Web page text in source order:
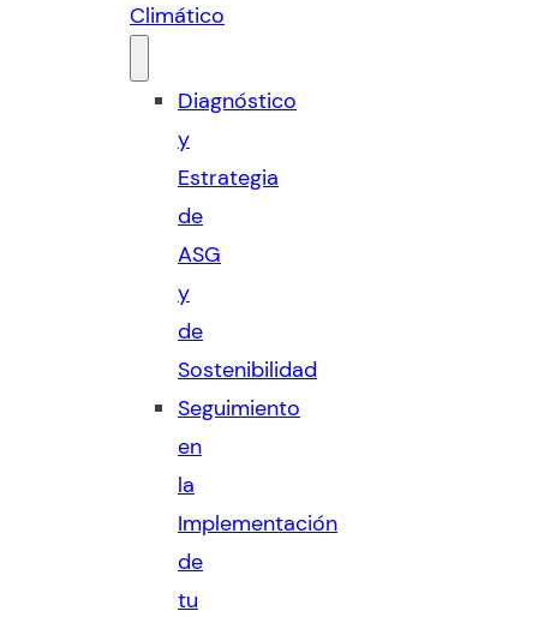
Climático
Diagnóstico
y
Estrategia
de
ASG
y
de
Sostenibilidad
Seguimiento
en
la
Implementación
de
tu